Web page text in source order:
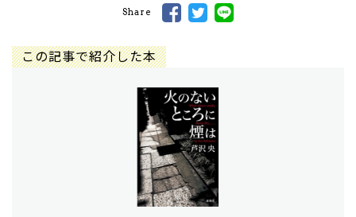
Share
この記事で紹介した本